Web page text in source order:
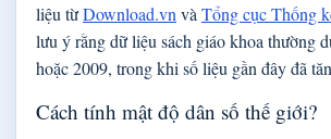
liệu từDownload.vn và Tổng cục Thống
lưu ý rằng dữ liệu sách giáo khoa thường
hoặc 2009, trong khi số liệu gần đây đã
Cách tính mật độ dân số thế giới?